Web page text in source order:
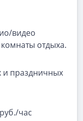
видео
отдыха.
и праздничных
час